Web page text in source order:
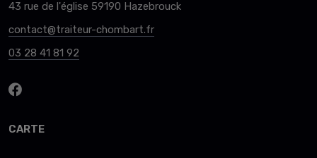
43 rue de l'église 59190 Hazebrouck
contact@traiteur-chombart.fr
03 28 41 81 92
CARTE